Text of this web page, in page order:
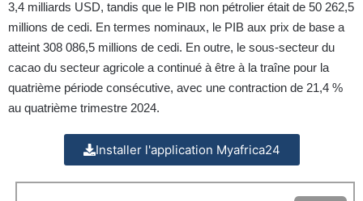
3,4 milliards USD, tandis que le PIB non pétrolier était de 50 262,5
millions de cedi. En termes nominaux, le PIB aux prix de base a
atteint 308 086,5 millions de cedi. En outre, le sous-secteur du
cacao du secteur agricole a continué à être à la traîne pour la
quatrième période consécutive, avec une contraction de 21,4 %
au quatrième trimestre 2024.
Installer l'application Myafrica24